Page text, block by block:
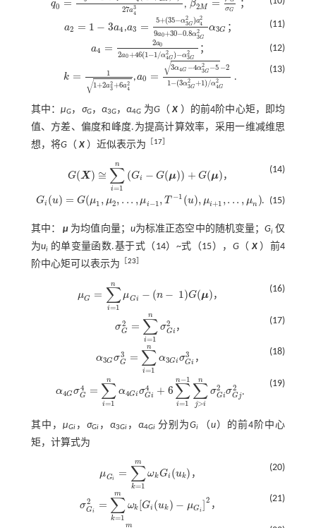
q0 =
27a3
4
q0 =2a 33-9a2a3a4-27a42(a2-β2M / k)27a 43
, β2M = σG
；
β2M μG σG ；
a2 = 1 − 3a4
a2 =1- 3a 4 ,a3 =
5+(35−α2
3G)a2
4
9a0+30−0.8α2
3G
α3G
a3 =5+ (35-α3G2)a429a0+ 30 2α3G
； (11)
a4 = 2a0
2a0+46(1−1 /α2
4G)−α2
3G
a4 =2a 02a0+46(1-1/α4G2)-α3
； (12)
k =
1
1+2a2
3+6a2
4
√
k= 11 +2a32+6a42,a0 =
3α4G −4α2
3G −5
√ −2
1−(3α2
3G+1)/α2
4G
a0 =3α 4G-4α3G2-5-21-(3 α.
(13)
其中：μG， σG， α3G，α4G 为G（X ）的前4阶中心矩，即均
值、方差、偏度和峰度.为提高计算效率，采用一维减维思
想，将G（X）近似表示为 17］
G(X) ≅ ∑
i=1
n
(Gi − G(μ)) + G(μ)
G( X)≅∑i= 1n(G i-G(μ G(μ) ，
(14)
Gi (u) = G(μ1 , μ2, . . . , μi −1, T −1 (u), μi+1 ,. . . , μn )
Gi( u)=G (μ 1,μ2,.. . ,μi-1, T -1(u),μi+ 1, ,μn) . (15)
其中：μ 为均值向量； u为标准正态空中的随机变量；Gi 仅
为ui 的单变量函数.基于式（14）~式（15） ， G（X ）前4
阶中心矩可以表示为
23
μG = ∑
i=1
n
μGi − (n − 1)G(μ)
μG=∑i 1n μGi-(n -1 G(μ ) ，
(16)
σ2
G = ∑
i=1
n
σ2
Gi
σG2 =∑ =1 σGi2 ，
(17)
α3G σ3
G = ∑
i=1
n
α3Gi σ3
Gi
α3GσG3 =∑ =1 nα3GiσGi3 ，
(18)
α4G σ4
G = ∑
i=1
n
α4Gi σ4
Gi + 6 ∑
i=1
n−1
∑
j>i
n
σ2
Giσ2
G j
α4GσG4 =∑ =1 nα4GiσGi4 +6∑i= 1n 1 ∑j i nσGi2σGj.
(19)
其中， μGi， σGi， α3Gi， α4Gi分别为Gi（u）的前4阶中心
矩，计算式为
μGi = ∑
k=1
m
ωkGi (uk)
μGi= ∑k 1 ωkGi(uk) ，
(20)
σ2
Gi
= ∑
k=1
m
ωk [Gi (uk ) − μGi ]2
σGi2 =∑ = mωk[Gi (uk)-μGi ]2 ，
(21)
m